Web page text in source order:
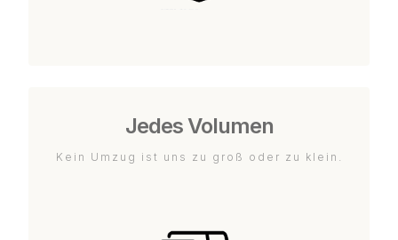
Jedes Volumen
Kein Umzug ist uns zu groß oder zu klein.